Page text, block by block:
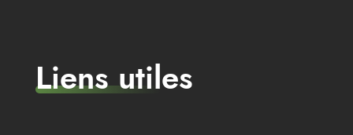
Liens utiles